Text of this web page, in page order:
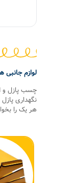
لوازم جانبی
چسب پازل و
نگهداری
هر یک را